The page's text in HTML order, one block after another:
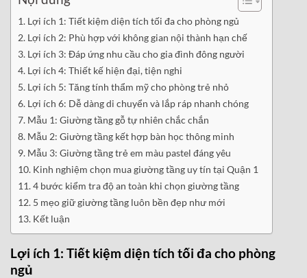
Lợi ích 1: Tiết kiệm diện tích tối đa cho phòng ngủ
Lợi ích 2: Phù hợp với không gian nội thành hạn chế
Lợi ích 3: Đáp ứng nhu cầu cho gia đình đông người
Lợi ích 4: Thiết kế hiện đại, tiện nghi
Lợi ích 5: Tăng tính thẩm mỹ cho phòng trẻ nhỏ
Lợi ích 6: Dễ dàng di chuyển và lắp ráp nhanh chóng
Mẫu 1: Giường tầng gỗ tự nhiên chắc chắn
Mẫu 2: Giường tầng kết hợp bàn học thông minh
Mẫu 3: Giường tầng trẻ em màu pastel đáng yêu
Kinh nghiệm chọn mua giường tầng uy tín tại Quận 1
4 bước kiểm tra độ an toàn khi chọn giường tầng
5 mẹo giữ giường tầng luôn bền đẹp như mới
Kết luận
Lợi ích 1: Tiết kiệm diện tích tối đa cho phòng
ngủ